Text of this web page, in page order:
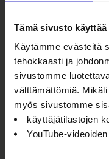
Tämä sivusto käyttää
Käytämme evästeitä
tehokkaasti ja
sivustomme
välttämättömiä.
myös sivustomme
käyttäjätilastojen
YouTube-
pohjautuvat
erilaisiin
kertoo.